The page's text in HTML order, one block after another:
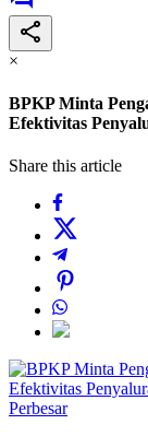
×
BPKP Minta
Efektivitas
Share this article
Perbesar